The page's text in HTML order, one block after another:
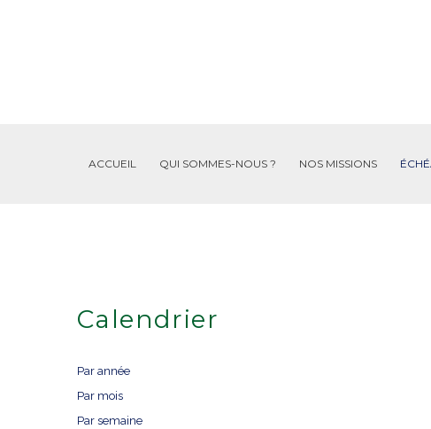
ACCUEIL QUI SOMMES-NOUS ? NOS MISSIONS
Calendrier
Par année
Par mois
Par semaine